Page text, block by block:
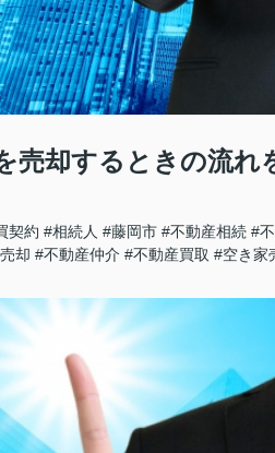
売却するときの流れ
契約 #相続人 #藤岡市 #不動産相続 #
却 #不動産仲介 #不動産買取 #空き家